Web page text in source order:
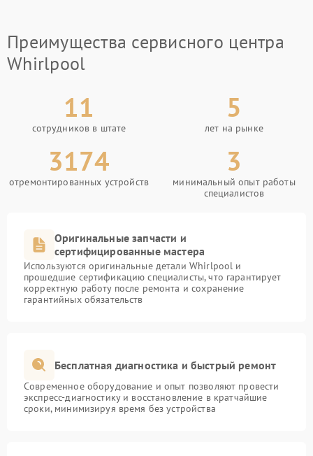
Преимущества сервисного центра
Whirlpool
11
сотрудников в штате
5
лет на рынке
3174
отремонтированных устройств
3
минимальный опыт работы
специалистов
Оригинальные запчасти и
сертифицированные мастера
Используются оригинальные детали Whirlpool и
прошедшие сертификацию специалисты, что гарантирует
корректную работу после ремонта и сохранение
гарантийных обязательств
Бесплатная диагностика и быстрый ремонт
Современное оборудование и опыт позволяют провести
экспресс-диагностику и восстановление в кратчайшие
сроки, минимизируя время без устройства